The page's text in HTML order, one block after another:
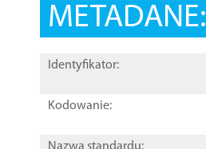
METADANE:
Identyfikator:
Kodowanie: